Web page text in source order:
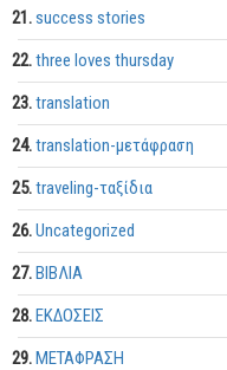
success stories
three loves thursday
translation
translation-μετάφραση
traveling-ταξίδια
Uncategorized
ΒΙΒΛΙΑ
ΕΚΔΟΣΕΙΣ
ΜΕΤΑΦΡΑΣΗ